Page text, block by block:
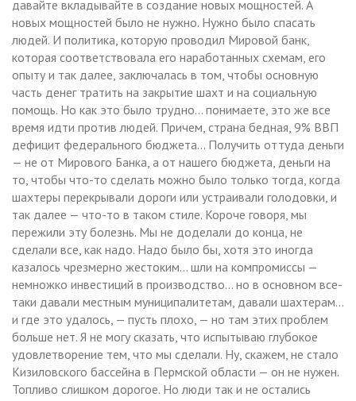
давайте вкладывайте в создание новых мощностей. А
новых мощностей было не нужно. Нужно было спасать
людей. И политика, которую проводил Мировой банк,
которая соответствовала его наработанных схемам, его
опыту и так далее, заключалась в том, чтобы основную
часть денег тратить на закрытие шахт и на социальную
помощь. Но как это было трудно… понимаете, это же все
время идти против людей. Причем, страна бедная, 9% ВВП
дефицит федерального бюджета… Получить оттуда деньги
— не от Мирового Банка, а от нашего бюджета, деньги на
то, чтобы что-то сделать можно было только тогда, когда
шахтеры перекрывали дороги или устраивали голодовки, и
так далее — что-то в таком стиле. Короче говоря, мы
пережили эту болезнь. Мы не доделали до конца, не
сделали все, как надо. Надо было бы, хотя это иногда
казалось чрезмерно жестоким… шли на компромиссы —
немножко инвестиций в производство… но в основном все-
таки давали местным муниципалитетам, давали шахтерам…
и где это удалось, — пусть плохо, — но там этих проблем
больше нет. Я не могу сказать, что испытываю глубокое
удовлетворение тем, что мы сделали. Ну, скажем, не стало
Кизиловского бассейна в Пермской области — он не нужен.
Топливо слишком дорогое. Но люди так и не остались